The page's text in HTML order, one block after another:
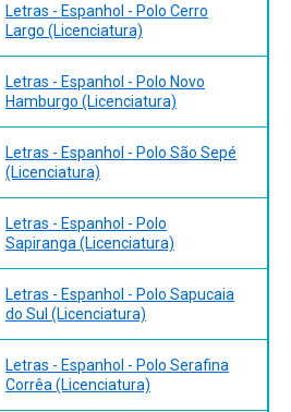
Letras - Espanhol - Polo Cerro
Largo (Licenciatura)
Letras - Espanhol - Polo Novo
Hamburgo (Licenciatura)
Letras - Espanhol - Polo São Sepé
(Licenciatura)
Letras - Espanhol - Polo
Sapiranga (Licenciatura)
Letras - Espanhol - Polo Sapucaia
do Sul (Licenciatura)
Letras - Espanhol - Polo Serafina
Corrêa (Licenciatura)